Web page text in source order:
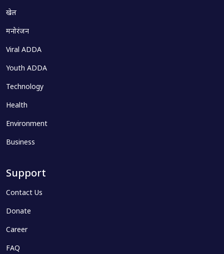
खेल
मनोरंजन
Viral ADDA
Youth ADDA
Technology
Health
Environment
Business
Support
Contact Us
Donate
Career
FAQ